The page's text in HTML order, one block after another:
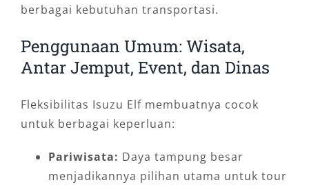
berbagai kebutuhan transportasi.
Penggunaan Umum: Wisata,
Antar Jemput, Event, dan Dinas
Fleksibilitas Isuzu Elf membuatnya cocok
untuk berbagai keperluan:
Pariwisata: Daya tampung besar
menjadikannya pilihan utama untuk tour